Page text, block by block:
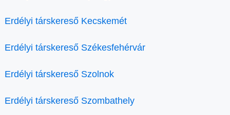
Erdélyi társkereső Kecskemét
Erdélyi társkereső Székesfehérvár
Erdélyi társkereső Szolnok
Erdélyi társkereső Szombathely